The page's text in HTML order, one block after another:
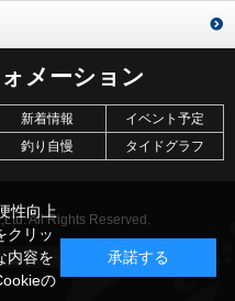
メーション
新着情報
イベント予定
釣り自慢
タイドグラフ
All Rights Reserved.
性向上
クリッ
内容を
の
承諾する